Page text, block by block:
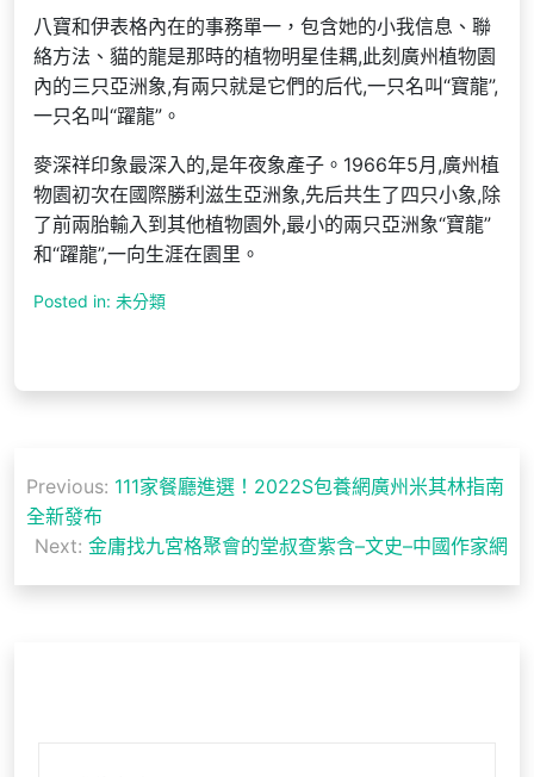
八寶和伊表格內在的事務單一，包含她的小我信息、聯
絡方法、貓的龍是那時的植物明星佳耦,此刻廣州植物園
內的三只亞洲象,有兩只就是它們的后代,一只名叫“寶龍”,
一只名叫“躍龍”。
麥深祥印象最深入的,是年夜象產子。1966年5月,廣州植
物園初次在國際勝利滋生亞洲象,先后共生了四只小象,除
了前兩胎輸入到其他植物園外,最小的兩只亞洲象“寶龍”
和“躍龍”,一向生涯在園里。
Posted in: 未分類
章
導
覽
Previous: 111家餐廳進選！2022S包養網廣州米其林指南
全新發布
Next: 金庸找九宮格聚會的堂叔查紫含–文史–中國作家網